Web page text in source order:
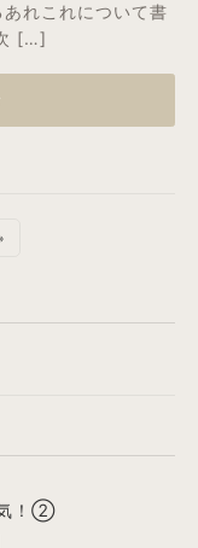
れこれについて書
[…]
»
気！②